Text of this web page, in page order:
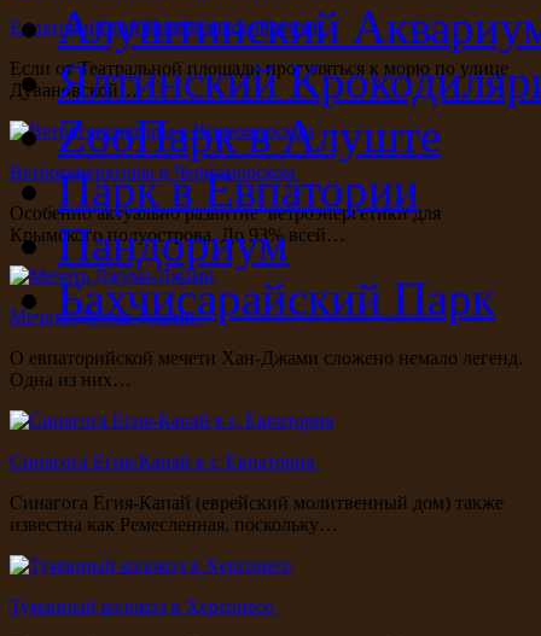
Евпаторийский Краеведческий музей
Если от Театральной площади прогуляться к морю по улице
Дувановской…
Ветрогенераторы в Черноморском
Особенно актуально развитие ветроэнергетики для
Крымского полуострова. До 93% всей…
Мечеть Джума-Джами
О евпаторийской мечети Хан-Джами сложено немало легенд.
Одна из них…
Синагога Егия-Капай в г. Евпатория
Синагога Егия-Капай (еврейский молитвенный дом) также
известна как Ремесленная, поскольку…
Туманный колокол в Херсонесе
Алуштинский
Ялтинский
ZooПарк в Алуште
Парк в Евпатории
Пандориум
Бахчисарайский Парк